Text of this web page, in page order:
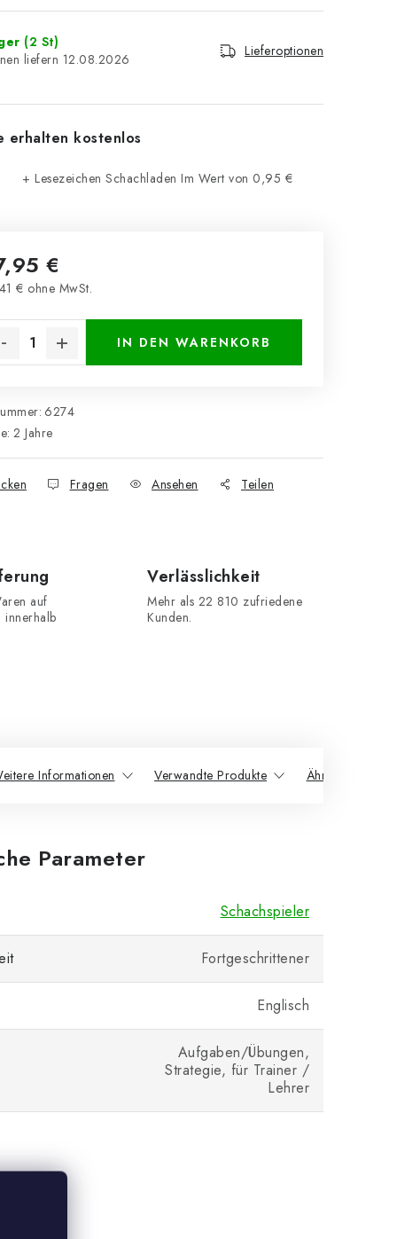
(2 St)
12.08.2026
Lieferoptionen
erhalten kostenlos
+ Lesezeichen Schachladen Im Wert von 0,95 €
€
€ ohne MwSt.
IN DEN WARENKORB
6274
: 2 Jahre
Fragen Ansehen Teilen
auf
Verlässlichkeit
Mehr als 22 810 zufriedene
Kunden.
Informationen Verwandte Produkte Ähnliche
Parameter
Schachspieler
Fortgeschrittener
Englisch
Aufgaben/Übungen,
Strategie, für Trainer /
Lehrer